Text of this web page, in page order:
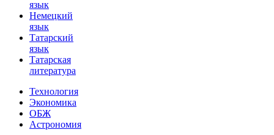
язык
Немецкий
язык
Татарский
язык
Татарская
литература
Технология
Экономика
ОБЖ
Астрономия